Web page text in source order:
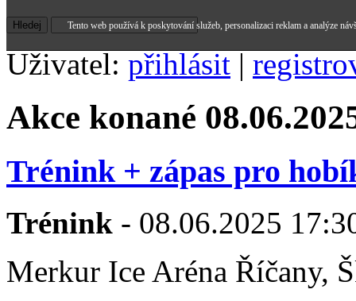
Uživatel: přihlásit |
Akce konané
Trénink + zápas pro
Trénink - 08.06.2025
Merkur Ice Aréna Říčany,
Tento web používá k poskytování služeb, personalizaci reklam a analýze